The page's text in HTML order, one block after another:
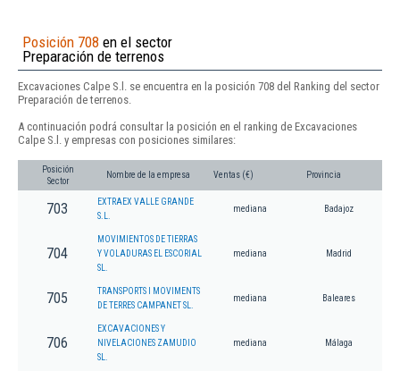
Posición 708 en el sector
Preparación de terrenos
Excavaciones Calpe S.l. se encuentra en la posición 708 del Ranking del sector
Preparación de terrenos.
A continuación podrá consultar la posición en el ranking de Excavaciones
Calpe S.l. y empresas con posiciones similares:
Posición
Sector
Nombre de la empresa Ventas (€) Provincia
703
EXTRAEX VALLE GRANDE
S.L.
mediana Badajoz
704
MOVIMIENTOS DE TIERRAS
Y VOLADURAS EL ESCORIAL
SL.
mediana Madrid
705
TRANSPORTS I MOVIMENTS
DE TERRES CAMPANET SL.
mediana Baleares
706
EXCAVACIONES Y
NIVELACIONES ZAMUDIO
SL.
mediana Málaga